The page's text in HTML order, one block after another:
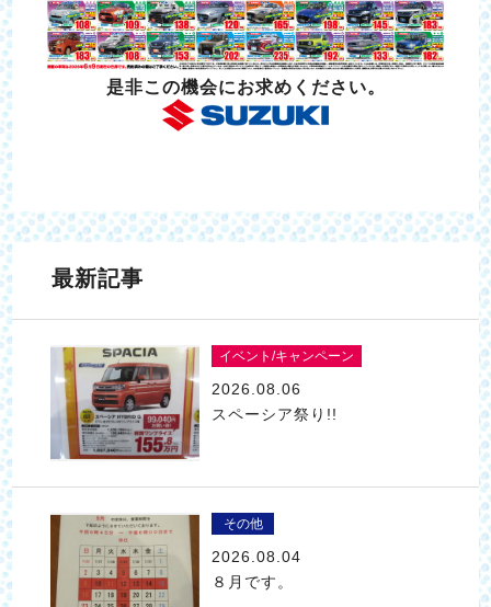
是非この機会にお求めください。
最新記事
イベント/キャンペーン
2026.08.06
スペーシア祭り!!
その他
2026.08.04
８月です。